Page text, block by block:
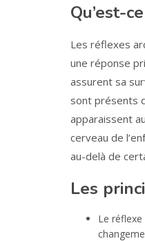
Qu’est-
Les réflexes
une réponse
assurent sa
sont présents
apparaissent
cerveau de
au-delà de
Les
Le